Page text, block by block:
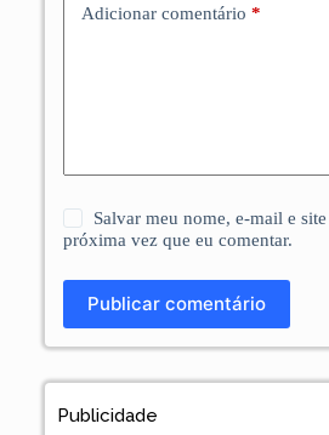
Adicionar comentário *
Salvar meu nome, e-mail e
próxima vez que eu comentar.
Publicar comentário
Publicidade